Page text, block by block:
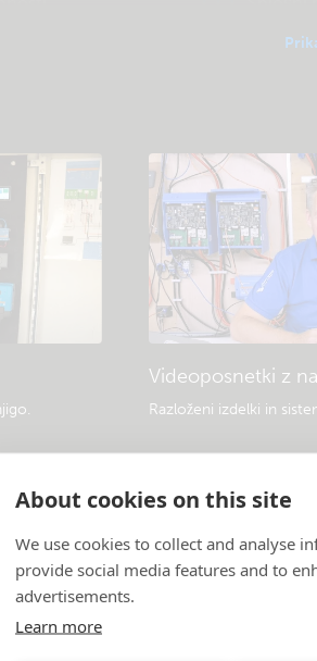
About cookies on this site
We use cookies to collect and analyse
provide social media features and to
advertisements.
Learn more
.
Videoposnetki z
Razloženi izdelki in